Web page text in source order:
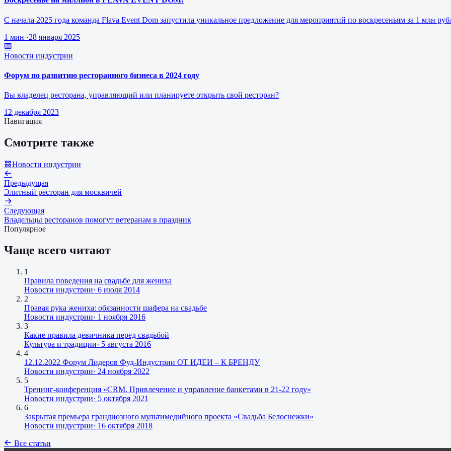
С начала 2025 года команда Flava Event Dom запустила уникальное предложение для мероприятий по воскресеньям за 1 млн
1 мин ·28 января 2025
Новости индустрии
Форум по развитию ресторанного бизнеса в 2024 году
Вы владелец ресторана, управляющий или планируете открыть свой ресторан?
12 декабря 2023
Навигация
Смотрите также
Новости индустрии
Предыдущая
Элитный ресторан для москвичей
Следующая
Владельцы ресторанов помогут ветеранам в праздник
Популярное
Чаще всего читают
1
Правила поведения на свадьбе для жениха
Новости индустрии· 6 июля 2014
2
Правая рука жениха: обязанности шафера на свадьбе
Новости индустрии· 1 ноября 2016
3
Какие правила девичника перед свадьбой
Культура и традиции· 5 августа 2016
4
12.12.2022 Форум Лидеров Фуд-Индустрии ОТ ИДЕИ – К БРЕНДУ
Новости индустрии· 24 ноября 2022
5
Тренинг-конференция «CRM. Привлечение и управление банкетами в 21-22 году»
Новости индустрии· 5 октября 2021
6
Закрытая премьера грандиозного мультимедийного проекта «Свадьба Белоснежки»
Новости индустрии· 16 октября 2018
Все статьи